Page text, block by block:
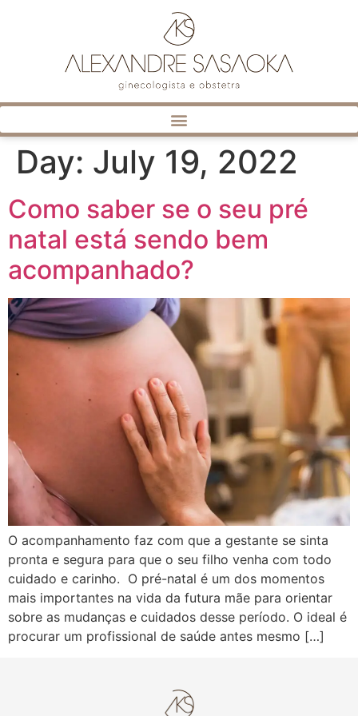
Day: July 19, 2022
Como saber se o seu pré
natal está sendo bem
acompanhado?
O acompanhamento faz com que a gestante se sinta
pronta e segura para que o seu filho venha com todo
cuidado e carinho. O pré-natal é um dos momentos
mais importantes na vida da futura mãe para orientar
sobre as mudanças e cuidados desse período. O ideal é
procurar um profissional de saúde antes mesmo […]